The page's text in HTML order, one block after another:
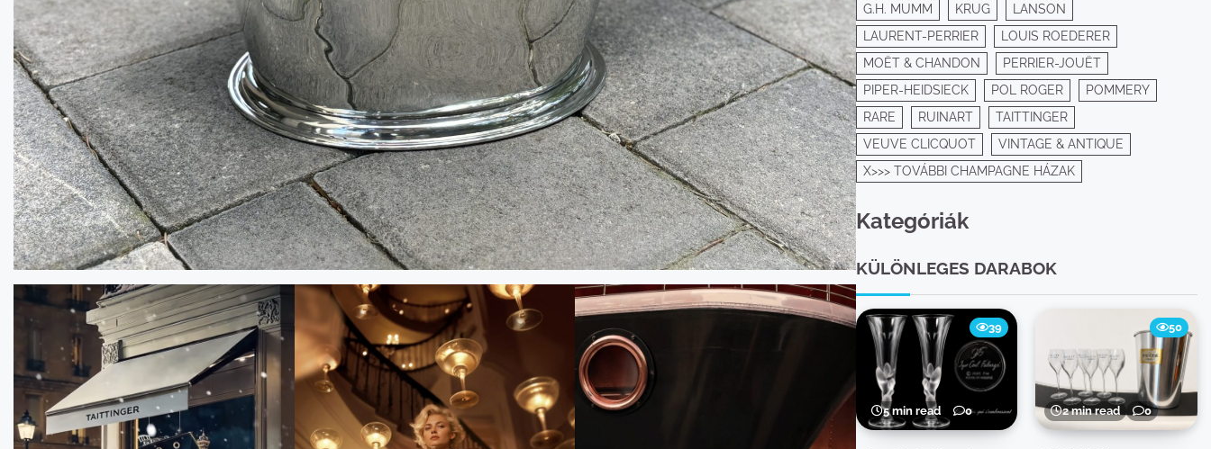
G.H. MUMM
KRUG
LANSON
LAURENT-PERRIER
LOUIS ROEDERER
MOËT & CHANDON
PERRIER-JOUËT
PIPER-HEIDSIECK
POL ROGER
POMMERY
RARE
RUINART
TAITTINGER
VEUVE CLICQUOT
VINTAGE & ANTIQUE
X>>> TOVÁBBI CHAMPAGNE HÁZAK
Kategóriák
KÜLÖNLEGES DARABOK
5 min read 0
39
2 min read 0
50